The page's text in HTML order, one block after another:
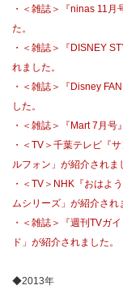
・＜雑誌＞『ninas 11
た。
・＜雑誌＞『DISNEY
れました。
・＜雑誌＞『Disney
した。
・＜雑誌＞『Mart 7月号
・＜TV＞千葉テレビ『
ルフォン」が紹介されま
・＜TV＞NHK『おはよ
ムシリーズ」が紹介され
・＜雑誌＞『週刊TVガ
ド」が紹介されました。
◆2013年